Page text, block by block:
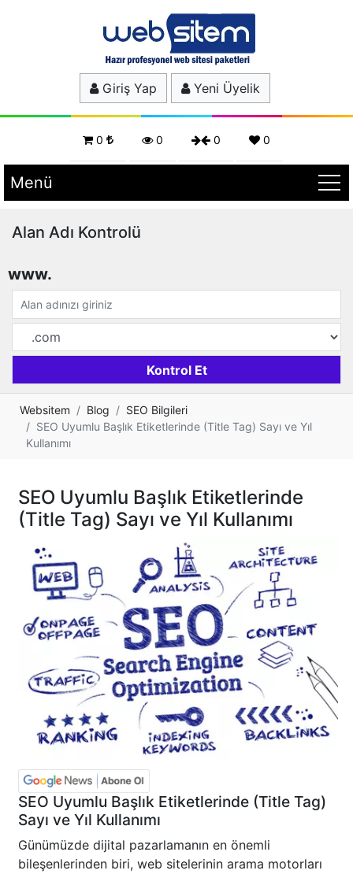
Giriş Yap Yeni Üyelik
0 0 0 0
Menü
Alan Adı Kontrolü
www.
Websitem Blog
SEO Bilgileri
SEO Uyumlu Başlık Etiketlerinde (Title Tag) Sayı ve Yıl
Kullanımı
SEO Uyumlu Başlık Etiketlerinde
(Title Tag) Sayı ve Yıl Kullanımı
SEO Uyumlu Başlık Etiketlerinde (Title Tag)
Sayı ve Yıl Kullanımı
Günümüzde dijital pazarlamanın en önemli
bileşenlerinden biri, web sitelerinin arama motorları